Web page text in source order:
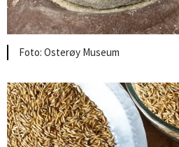
Osterøy Museum